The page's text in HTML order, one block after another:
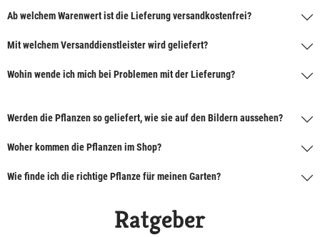
Ab welchem Warenwert ist die Lieferung versandkostenfrei?
Mit welchem Versanddienstleister wird geliefert?
Wohin wende ich mich bei Problemen mit der Lieferung?
Werden die Pflanzen so geliefert, wie sie auf den Bildern aussehen?
Woher kommen die Pflanzen im Shop?
Wie finde ich die richtige Pflanze für meinen Garten?
Ratgeber